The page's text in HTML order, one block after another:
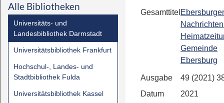
Alle Bibliotheken
Universitäts- und
Landesbibliothek Darmstadt
Universitätsbibliothek Frankfurt
Hochschul-, Landes- und
Stadtbibliothek Fulda
Universitätsbibliothek Kassel
Gesamttitel Ebersburger
Gemeinde
Ebersburg
Ausgabe
49 (2021)
Datum
2021